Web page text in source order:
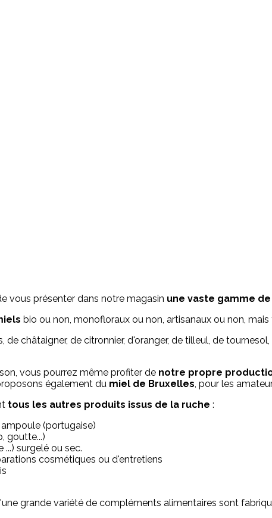
vous présenter dans notre magasin une vaste gamme
bio ou non, monofloraux ou non, artisanaux ou non,
châtaigner, de citronnier, d'oranger, de tilleul, de
vous pourrez même profiter de notre propre
également du miel de Bruxelles, pour les
tous les autres produits issus de la ruche :
(portugaise)
goutte...)
surgelé ou sec.
cosmétiques ou d'entretiens
grande variété de compléments alimentaires sont